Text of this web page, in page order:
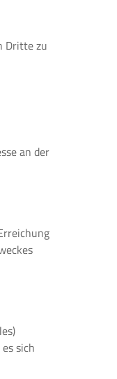
Dritte zu
an der
sich